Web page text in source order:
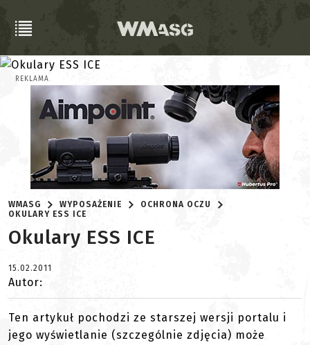
REKLAMA
WMASG WYPOSAŻENIE
OCHRONA OCZU
OKULARY ESS ICE
Okulary ESS ICE
15.02.2011
Autor:
Ten artykuł pochodzi ze starszej wersji portalu i
jego wyświetlanie (szczególnie zdjęcia) może